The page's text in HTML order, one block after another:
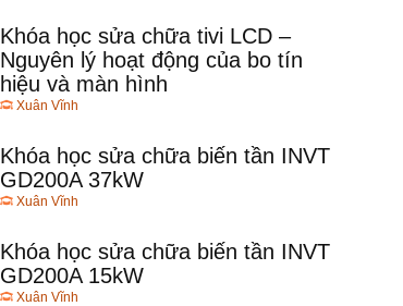
Khóa học sửa chữa tivi LCD –
Nguyên lý hoạt động của bo tín
hiệu và màn hình
Xuân Vĩnh
Khóa học sửa chữa biến tần INVT
GD200A 37kW
Xuân Vĩnh
Khóa học sửa chữa biến tần INVT
GD200A 15kW
Xuân Vĩnh